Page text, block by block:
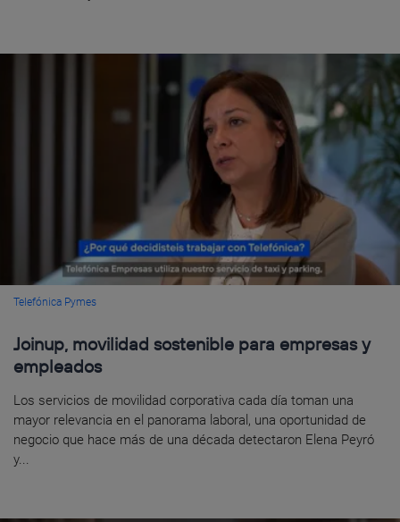
Telefónica Pymes
Joinup, movilidad sostenible para empresas y
empleados
Los servicios de movilidad corporativa cada día toman una
mayor relevancia en el panorama laboral, una oportunidad de
negocio que hace más de una década detectaron Elena Peyró
y...